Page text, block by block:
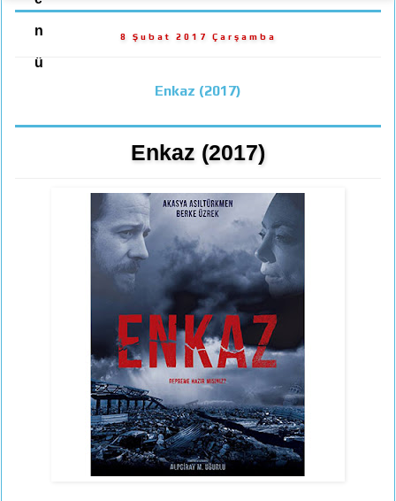
n
ü
8 Şubat 2017 Çarşamba
Enkaz (2017)
Enkaz (2017)